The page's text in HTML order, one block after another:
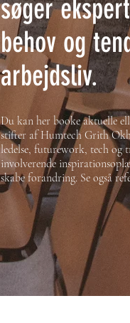
søger
behov og
arbejdsliv.
Du kan her booke aktuelle
stifter af Humtech Grith
ledelse, futurework, tech og
involverende
skabe forandring. Se også